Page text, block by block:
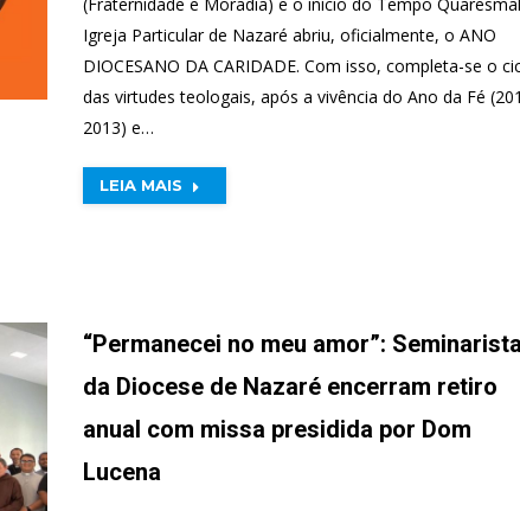
Igreja Particular de Nazaré abriu, oficialmente, o ANO
DIOCESANO DA CARIDADE. Com isso, completa-se o
das virtudes teologais, após a vivência do Ano da Fé
2013) e…
LEIA MAIS
“Permanecei no meu amor”:
da Diocese de Nazaré encerram retiro
anual com missa presidida por Dom
Lucena